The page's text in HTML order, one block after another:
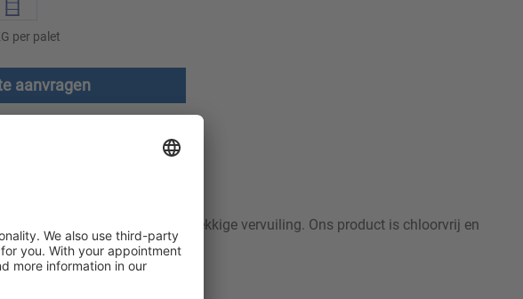
per palet
aanvragen
vet, proteïne en andere hardnekkige vervuiling. Ons product is chloorvrij en